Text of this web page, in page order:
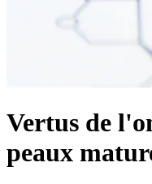
Vertus de
peaux